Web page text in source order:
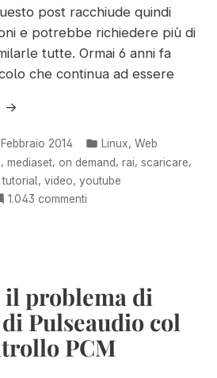
post racchiude quindi
e potrebbe richiedere più di
tutte. Ormai 6 anni fa
che continua ad essere
“Scaricare
contenuti
video
—
Guida
2014
Pubblicato
in:
Linux Web
, mediaset, on demand, rai, scaricare,
,tutorial video youtube
1.043 commenti
video
presenti
nelle
pagine
il problema di
Pulseaudio col
PCM